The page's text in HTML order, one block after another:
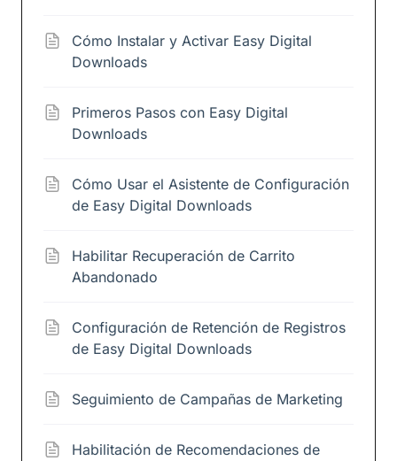
Cómo Instalar y Activar Easy Digital
Downloads
Primeros Pasos con Easy Digital
Downloads
Cómo Usar el Asistente de Configuración
de Easy Digital Downloads
Habilitar Recuperación de Carrito
Abandonado
Configuración de Retención de Registros
de Easy Digital Downloads
Seguimiento de Campañas de Marketing
Habilitación de Recomendaciones de